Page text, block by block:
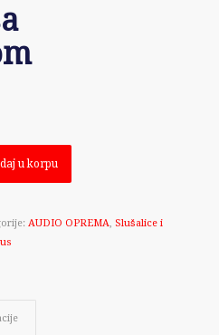
u korpu
AUDIO OPREMA, Slušalice i